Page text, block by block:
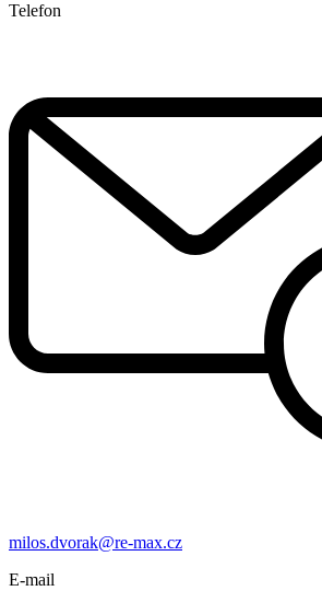
Telefon
milos.dvorak@re-max.cz
E-mail